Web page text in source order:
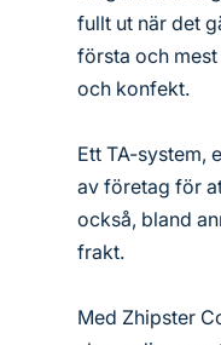
fullt ut när det
första och
och konfekt.
Ett TA-system,
av företag för
också, bland
frakt.
Med Zhipster